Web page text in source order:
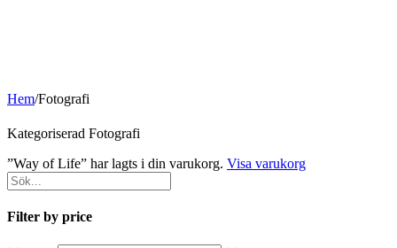
Hem/Fotografi
Kategoriserad Fotografi
”Way of Life” har lagts i din varukorg. Visa varukorg
Filter by price